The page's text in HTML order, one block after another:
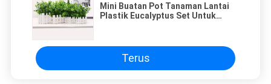
Mini Buatan Pot Tanaman Lantai
Plastik Eucalyptus Set Untuk
Terus